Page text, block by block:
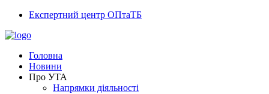
Експертний центр ОПтаТБ
Головна
Новини
Про УТА
Напрямки діяльності